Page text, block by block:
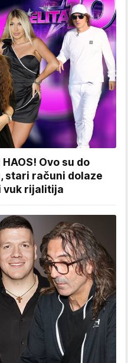
HAOS! Ovo su do
stari računi dolaze
vuk rijalitija